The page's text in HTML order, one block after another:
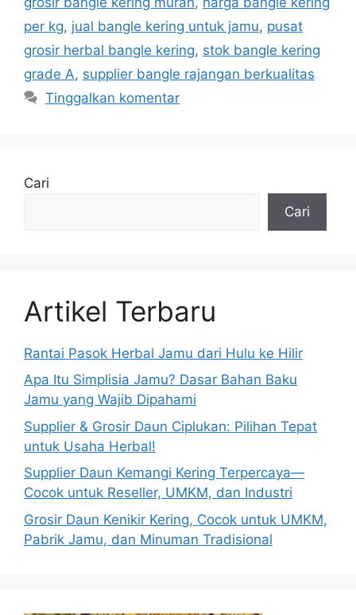
per kg, jual bangle kering untuk jamu, pusat
grosir herbal bangle kering, stok bangle kering
grade A, supplier bangle rajangan berkualitas
Tinggalkan komentar
Cari
Cari
Artikel Terbaru
Rantai Pasok Herbal Jamu dari Hulu ke Hilir
Apa Itu Simplisia Jamu? Dasar Bahan Baku
Jamu yang Wajib Dipahami
Supplier & Grosir Daun Ciplukan: Pilihan Tepat
untuk Usaha Herbal!
Supplier Daun Kemangi Kering Terpercaya—
Cocok untuk Reseller, UMKM, dan Industri
Grosir Daun Kenikir Kering, Cocok untuk UMKM,
Pabrik Jamu, dan Minuman Tradisional